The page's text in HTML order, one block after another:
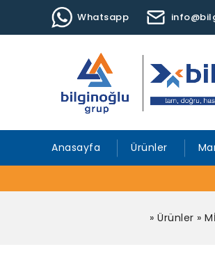
Whatsapp
Anasayfa Ürünler
»Ürünler »